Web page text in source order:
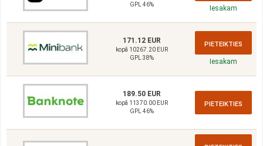
GPL 46%
Iesakam
171.12 EUR
kopā 10267.20 EUR
GPL 38%
PIETEIKTIES
Iesakam
189.50 EUR
kopā 11370.00 EUR
GPL 46%
PIETEIKTIES